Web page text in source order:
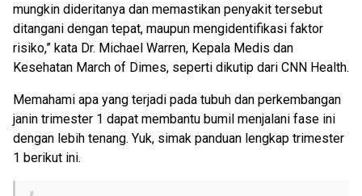
mungkin dideritanya dan memastikan penyakit tersebut
ditangani dengan tepat, maupun mengidentifikasi faktor
risiko,” kata Dr. Michael Warren, Kepala Medis dan
Kesehatan March of Dimes, seperti dikutip dari CNN Health.
Memahami apa yang terjadi pada tubuh dan perkembangan
janin trimester 1 dapat membantu bumil menjalani fase ini
dengan lebih tenang. Yuk, simak panduan lengkap trimester
1 berikut ini.